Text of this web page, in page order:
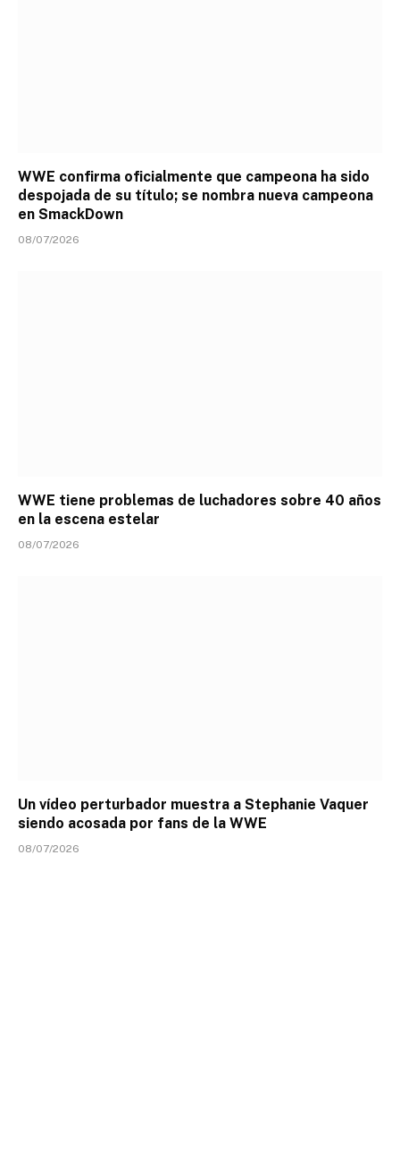
WWE confirma oficialmente que campeona ha sido
despojada de su título; se nombra nueva campeona
en SmackDown
08/07/2026
WWE tiene problemas de luchadores sobre 40 años
en la escena estelar
08/07/2026
Un vídeo perturbador muestra a Stephanie Vaquer
siendo acosada por fans de la WWE
08/07/2026